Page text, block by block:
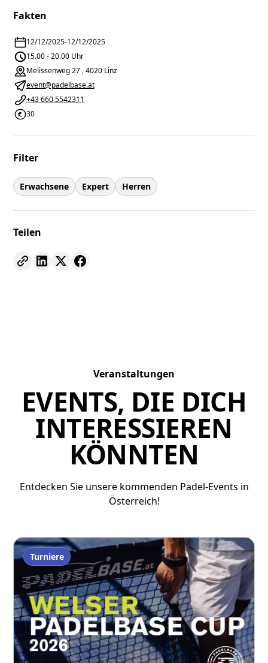
Fakten
12/12/2025-12/12/2025
15.00 - 20.00 Uhr
Melissenweg 27 , 4020 Linz
event@padelbase.at
+43 660 5542311
30
Filter
Erwachsene Expert Herren
Teilen
Veranstaltungen
EVENTS, DIE DICH
INTERESSIEREN
KÖNNTEN
Entdecken Sie unsere kommenden Padel-Events in
Österreich!
Turniere